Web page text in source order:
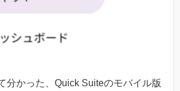
分かった、Quick Suiteのモバイル版